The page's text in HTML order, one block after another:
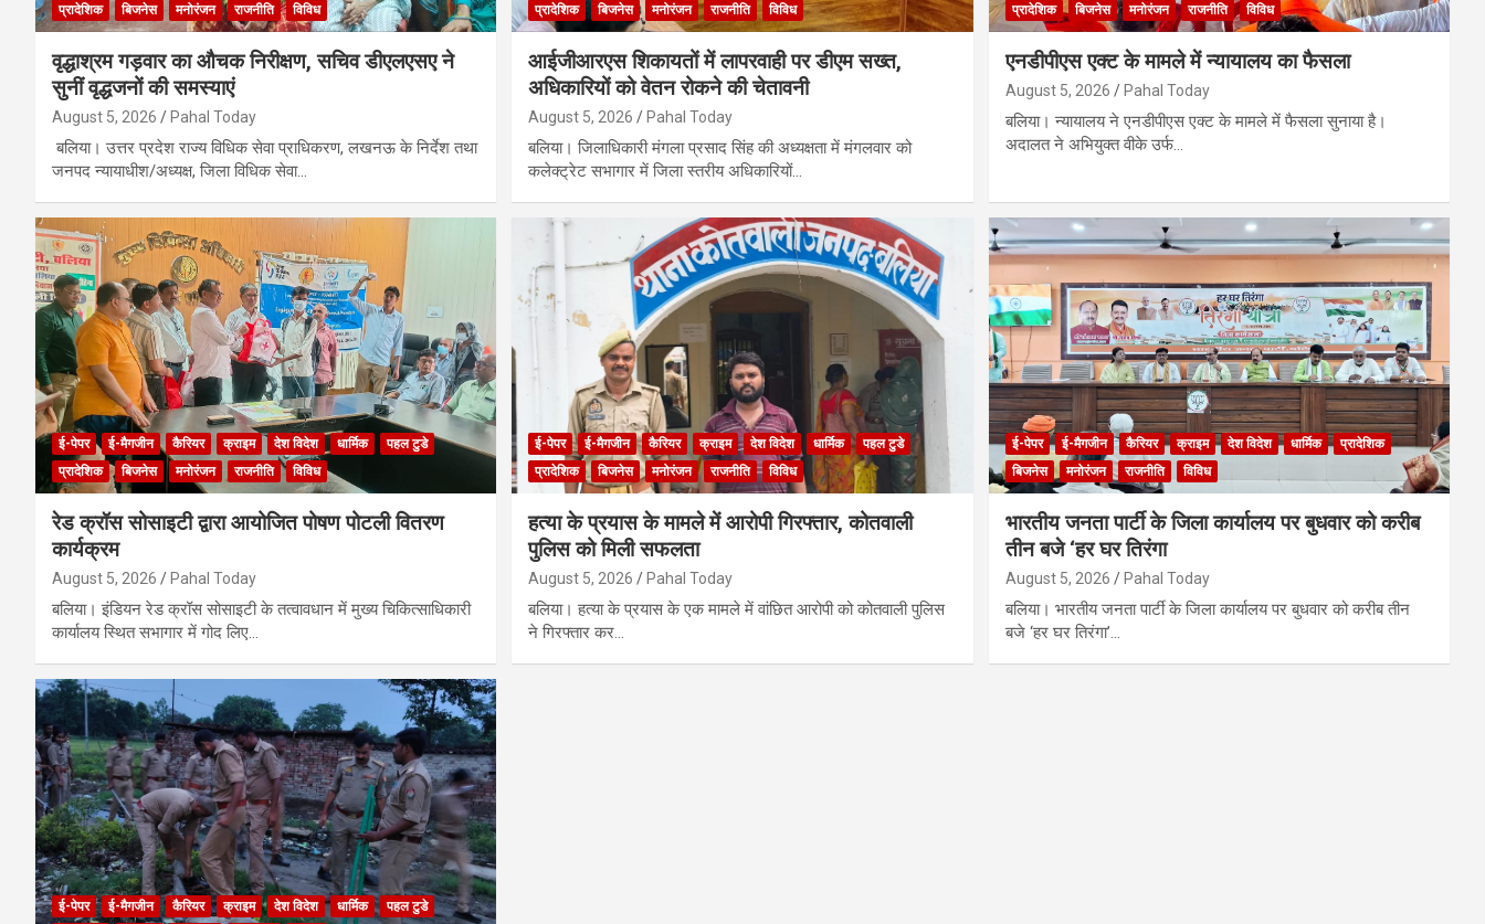
प्रादेशिक
बिजनेस मनोरंजन राजनीति विविध
वृद्धाश्रम गड़वार का औचक निरीक्षण, सचिव डीएलएसए ने
सुनीं वृद्धजनों की समस्याएं
August 5, 2026 Pahal Today
बलिया। उत्तर प्रदेश राज्य विधिक सेवा प्राधिकरण, लखनऊ के निर्देश तथा
जनपद न्यायाधीश/अध्यक्ष, जिला विधिक सेवा…
प्रादेशिक
बिजनेस मनोरंजन राजनीति विविध
आईजीआरएस शिकायतों में लापरवाही पर डीएम सख्त,
अधिकारियों को वेतन रोकने की चेतावनी
August 5, 2026 Pahal Today
बलिया। जिलाधिकारी मंगला प्रसाद सिंह की अध्यक्षता में मंगलवार को
कलेक्ट्रेट सभागार में जिला स्तरीय अधिकारियों…
प्रादेशिक
बिजनेस मनोरंजन राजनीति विविध
एनडीपीएस एक्ट के मामले में न्यायालय का फैसला
August 5, 2026 Pahal Today
बलिया। न्यायालय ने एनडीपीएस एक्ट के मामले में फैसला सुनाया है।
अदालत ने अभियुक्त वीके उर्फ…
ई-पेपर ई-मैगजीन कैरियर क्राइम देश विदेश धार्मिक
पहल टुडे
प्रादेशिक
बिजनेस मनोरंजन राजनीति विविध
रेड क्रॉस सोसाइटी द्वारा आयोजित पोषण पोटली वितरण
कार्यक्रम
August 5, 2026 Pahal Today
बलिया। इंडियन रेड क्रॉस सोसाइटी के तत्वावधान में मुख्य चिकित्साधिकारी
कार्यालय स्थित सभागार में गोद लिए…
ई-पेपर ई-मैगजीन कैरियर क्राइम देश विदेश धार्मिक
पहल टुडे
प्रादेशिक
बिजनेस मनोरंजन राजनीति विविध
हत्या के प्रयास के मामले में आरोपी गिरफ्तार, कोतवाली
पुलिस को मिली सफलता
August 5, 2026 Pahal Today
बलिया। हत्या के प्रयास के एक मामले में वांछित आरोपी को कोतवाली पुलिस
ने गिरफ्तार कर…
ई-पेपर ई-मैगजीन कैरियर क्राइम देश विदेश धार्मिक
प्रादेशिक
बिजनेस
मनोरंजन राजनीति विविध
भारतीय जनता पार्टी के जिला कार्यालय पर बुधवार को करीब
तीन बजे ‘हर घर तिरंगा
August 5, 2026 Pahal Today
बलिया। भारतीय जनता पार्टी के जिला कार्यालय पर बुधवार को करीब तीन
बजे ‘हर घर तिरंगा’…
ई-पेपर ई-मैगजीन कैरियर क्राइम देश विदेश धार्मिक
पहल टुडे